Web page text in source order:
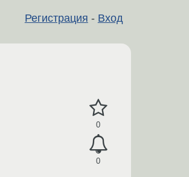
Регистрация - Вход
0
0